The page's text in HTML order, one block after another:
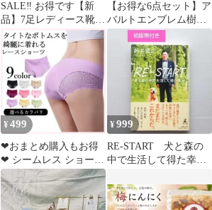
SALE‼︎ お得です【新
品】7足レディース靴下
☆ドット・リボン柄 白
黒 グレー
【お得な6点セット】ア
バルトエンブレム樹脂
製ミニステッカー イ
タリア国旗タグ
¥ 499
❤︎おまとめ購入もお得
❤︎ シームレス ショーツ
レディース XL パープ
ル レース
¥999
RE-START 犬と森の
中で生活して得た幸
うでしょう